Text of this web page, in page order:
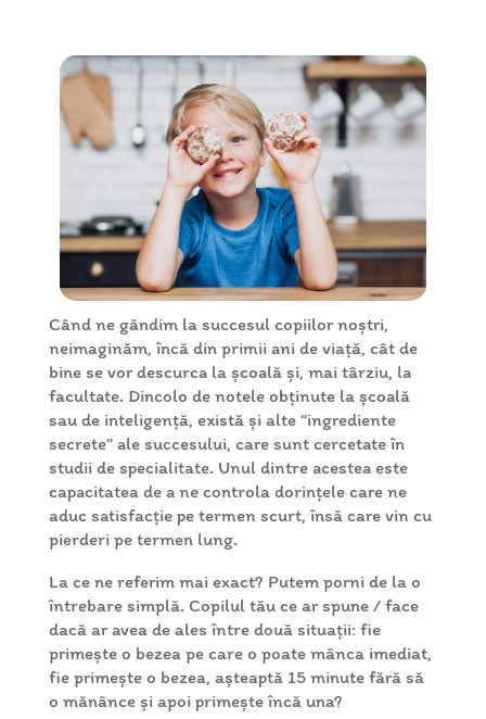
Când ne gândim la succesul copiilor noștri,
neimaginăm, încă din primii ani de viață, cât de
bine se vor descurca la școală și, mai târziu, la
facultate. Dincolo de notele obținute la școală
sau de inteligență, există și alte “ingrediente
secrete” ale succesului, care sunt cercetate în
studii de specialitate. Unul dintre acestea este
capacitatea de a ne controla dorințele care ne
aduc satisfacție pe termen scurt, însă care vin cu
pierderi pe termen lung.
La ce ne referim mai exact? Putem porni de la o
întrebare simplă. Copilul tău ce ar spune / face
dacă ar avea de ales între două situații: fie
primește o bezea pe care o poate mânca imediat,
fie primește o bezea, așteaptă 15 minute fără să
o mănânce și apoi primește încă una?